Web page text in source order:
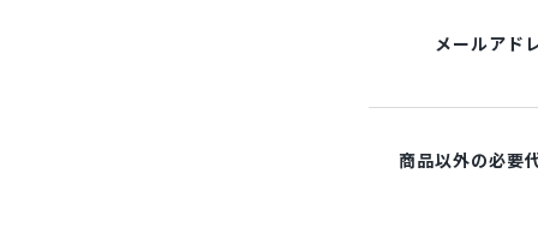
メールアド
商品以外の必要